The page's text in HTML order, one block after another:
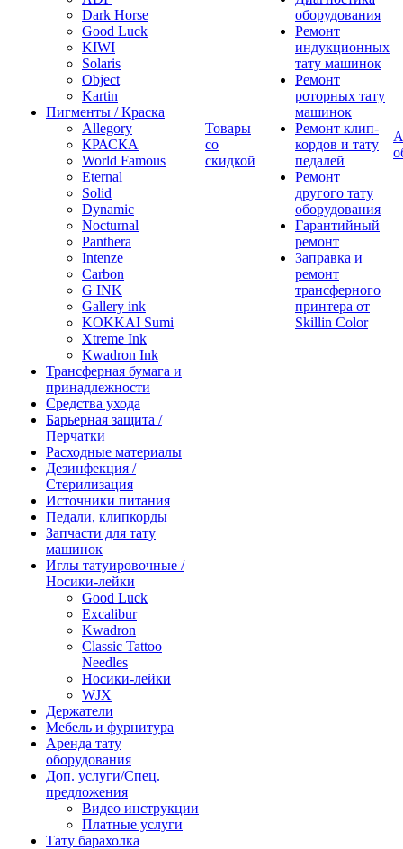
Dark Horse
Good Luck
KIWI
Solaris
Object
Kartin
Пигменты / Краска
Allegory
КРАСКА
World Famous
Eternal
Solid
Dynamic
Nocturnal
Panthera
Intenze
Carbon
G INK
Gallery ink
KOKKAI Sumi
Xtreme Ink
Kwadron Ink
Трансферная бумага и
принадлежности
Средства ухода
Барьерная защита /
Перчатки
Расходные материалы
Дезинфекция /
Стерилизация
Источники питания
Педали, клипкорды
Запчасти для тату
машинок
Иглы татуировочные /
Носики-лейки
Good Luck
Excalibur
Kwadron
Classic Tattoo
Needles
Носики-лейки
WJX
Держатели
Мебель и фурнитура
Аренда тату
оборудования
Доп. услуги/Спец.
предложения
Видео инструкции
Платные услуги
Тату барахолка
Товары
со
скидкой
оборудования
Ремонт
индукционных
тату машинок
Ремонт
роторных тату
машинок
Ремонт клип-
кордов и тату
педалей
Ремонт
другого тату
оборудования
Гарантийный
ремонт
Заправка и
ремонт
трансферного
принтера от
Skillin Color